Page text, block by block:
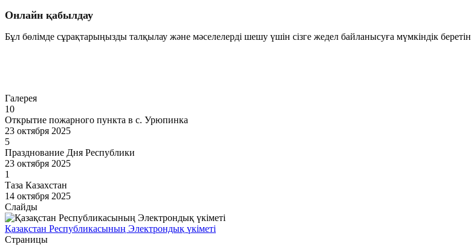
Онлайн қабылдау
Бұл бөлімде сұрақтарыңызды талқылау және мәселелерді шешу үшін сізге жедел байланысуға мүмкіндік
Галерея
10
Открытие пожарного пункта в с. Урюпинка
23 октября 2025
5
Празднование Дня Республики
23 октября 2025
1
Таза Казахстан
14 октября 2025
Слайды
Қазақстан Республикасының Электрондық үкіметі
Страницы